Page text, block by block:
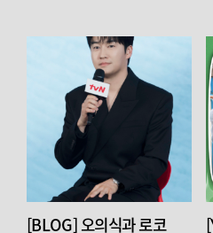
[BLOG] 오의식과 로코